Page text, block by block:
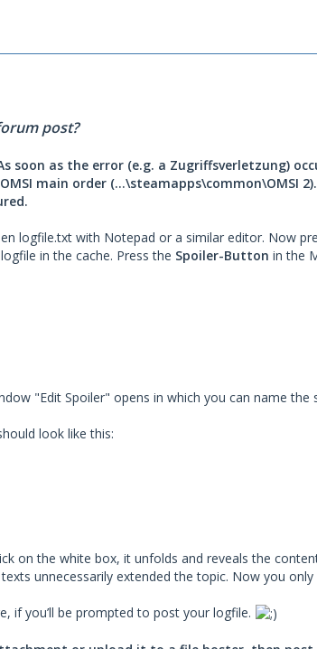
post?
soon as the error (e.g. a Zugriffsverletzung)
main order (...\steamapps\common\OMSI
logfile.txt with Notepad or a similar editor. Now
in the cache. Press the Spoiler-Button in the
"Edit Spoiler" opens in which you can name the
look like this:
on the white box, it unfolds and reveals the
unnecessarily extended the topic. Now you
if you’ll be prompted to post your logfile.